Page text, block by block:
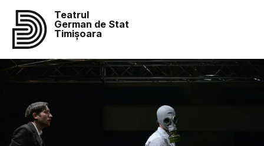
Teatrul
German de Stat
Timișoara